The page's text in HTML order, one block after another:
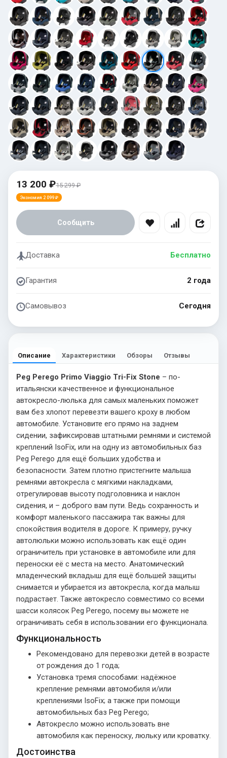
13 200 ₽15 299 ₽
Экономия 2 099 ₽
Сообщить
Доставка Бесплатно
Гарантия 2 года
Самовывоз Сегодня
Описание Характеристики Обзоры Отзывы
Peg Perego Primo Viaggio Tri-Fix Stone – по-
итальянски качественное и функциональное
автокресло-люлька для самых маленьких поможет
вам без хлопот перевезти вашего кроху в любом
автомобиле. Установите его прямо на заднем
сидении, зафиксировав штатными ремнями и системой
креплений IsoFix, или на одну из автомобильных баз
Peg Perego для ещё больших удобства и
безопасности. Затем плотно пристегните малыша
ремнями автокресла с мягкими накладками,
отрегулировав высоту подголовника и наклон
сидения, и – доброго вам пути. Ведь сохранность и
комфорт маленького пассажира так важны для
спокойствия водителя в дороге. К примеру, ручку
автолюльки можно использовать как ещё один
ограничитель при установке в автомобиле или для
переноски её с места на место. Анатомический
младенческий вкладыш для ещё большей защиты
снимается и убирается из автокресла, когда малыш
подрастает. Также автокресло совместимо со всеми
шасси колясок Peg Perego, посему вы можете не
ограничивать себя в использовании его функционала.
Функциональность
Рекомендовано для перевозки детей в возрасте
от рождения до 1 года;
Установка тремя способами: надёжное
крепление ремнями автомобиля и/или
креплениями IsoFix; а также при помощи
автомобильных баз Peg Perego;
Автокресло можно использовать вне
автомобиля как переноску, люльку или кроватку.
Достоинства